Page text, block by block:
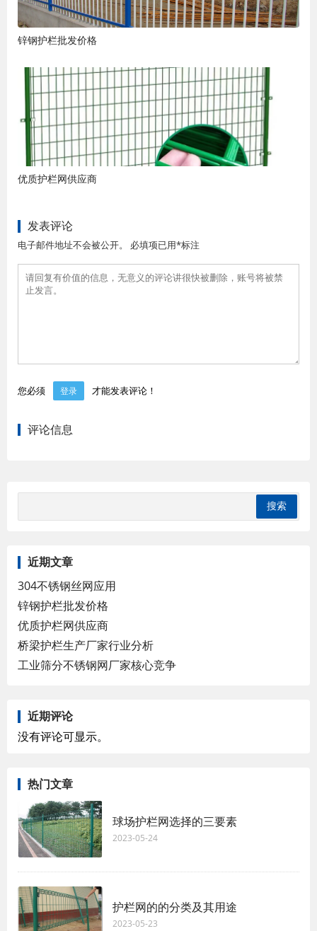
锌钢护栏批发价格
优质护栏网供应商
发表评论
电子邮件地址不会被公开。 必填项已用*标注
您必须 登录 才能发表评论！
评论信息
近期文章
304不锈钢丝网应用
锌钢护栏批发价格
优质护栏网供应商
桥梁护栏生产厂家行业分析
工业筛分不锈钢网厂家核心竞争
近期评论
没有评论可显示。
热门文章
球场护栏网选择的三要素
2023-05-24
护栏网的的分类及其用途
2023-05-23